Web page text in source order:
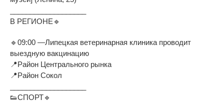
В РЕГИОНЕ🔹
🔹09:00 —Липецкая ветеринарная клиника проводит
выездную вакцинацию
📍Район Центрального рынка
📍Район Сокол
👟СПОРТ🔹